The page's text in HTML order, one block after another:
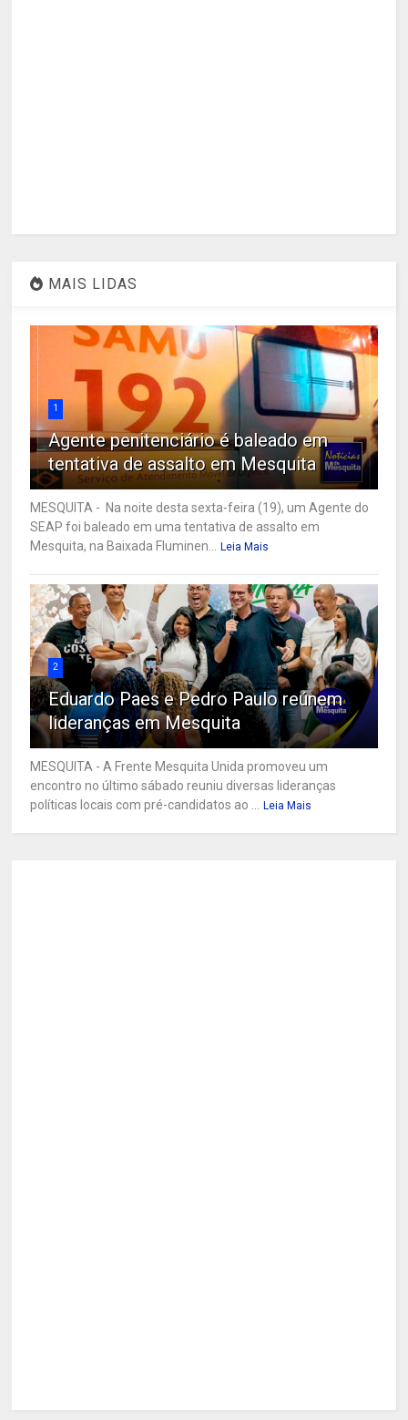
MAIS LIDAS
1
Agente penitenciário é baleado em
tentativa de assalto em Mesquita
MESQUITA - Na noite desta sexta-feira (19), um Agente do
SEAP foi baleado em uma tentativa de assalto em
Mesquita, na Baixada Fluminen...
Leia Mais
2
Eduardo Paes e Pedro Paulo reúnem
lideranças em Mesquita
MESQUITA - A Frente Mesquita Unida promoveu um
encontro no último sábado reuniu diversas lideranças
políticas locais com pré-candidatos ao ...
Leia Mais